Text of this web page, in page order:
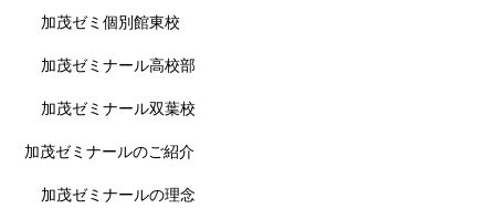
加茂ゼミ個別館東校
加茂ゼミナール高校部
加茂ゼミナール双葉校
加茂ゼミナールのご紹介
加茂ゼミナールの理念